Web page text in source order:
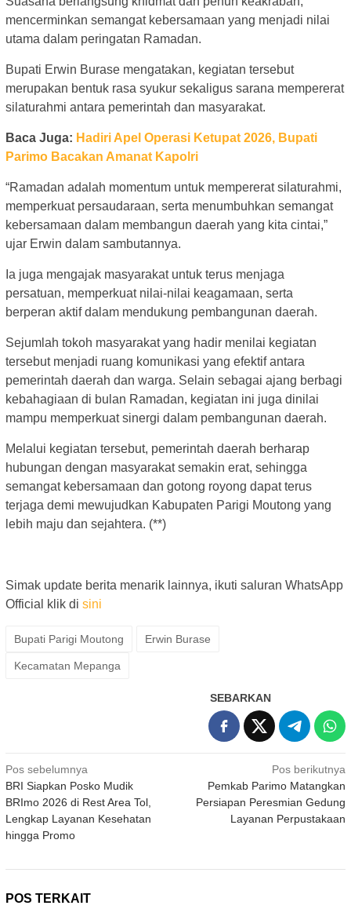
mencerminkan semangat kebersamaan yang menjadi nilai
utama dalam peringatan Ramadan.
Bupati Erwin Burase mengatakan, kegiatan tersebut
merupakan bentuk rasa syukur sekaligus sarana mempererat
silaturahmi antara pemerintah dan masyarakat.
Baca Juga: Hadiri Apel Operasi Ketupat 2026, Bupati
Parimo Bacakan Amanat Kapolri
“Ramadan adalah momentum untuk mempererat silaturahmi,
memperkuat persaudaraan, serta menumbuhkan semangat
kebersamaan dalam membangun daerah yang kita cintai,”
ujar Erwin dalam sambutannya.
Ia juga mengajak masyarakat untuk terus menjaga
persatuan, memperkuat nilai-nilai keagamaan, serta
berperan aktif dalam mendukung pembangunan daerah.
Sejumlah tokoh masyarakat yang hadir menilai kegiatan
tersebut menjadi ruang komunikasi yang efektif antara
pemerintah daerah dan warga. Selain sebagai ajang berbagi
kebahagiaan di bulan Ramadan, kegiatan ini juga dinilai
mampu memperkuat sinergi dalam pembangunan daerah.
Melalui kegiatan tersebut, pemerintah daerah berharap
hubungan dengan masyarakat semakin erat, sehingga
semangat kebersamaan dan gotong royong dapat terus
terjaga demi mewujudkan Kabupaten Parigi Moutong yang
lebih maju dan sejahtera. (**)
Simak update berita menarik lainnya, ikuti saluran WhatsApp
Official klik di sini
Bupati Parigi Moutong Erwin Burase
Kecamatan Mepanga
SEBARKAN
Navigasi
pos
Pos sebelumnya
BRI Siapkan Posko Mudik
BRImo 2026 di Rest Area Tol,
Lengkap Layanan Kesehatan
hingga Promo
Pos berikutnya
Pemkab Parimo Matangkan
Persiapan Peresmian Gedung
Layanan Perpustakaan
POS TERKAIT